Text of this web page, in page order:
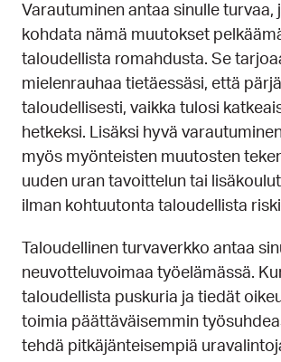
Varautuminen antaa sinulle turvaa,
kohdata nämä muutokset
taloudellista romahdusta. Se
mielenrauhaa tietäessäsi, että
taloudellisesti, vaikka tulosi
hetkeksi. Lisäksi hyvä
myös myönteisten muutosten
uuden uran tavoittelun tai
ilman kohtuutonta taloudellista
Taloudellinen turvaverkko antaa
neuvotteluvoimaa työelämässä.
taloudellista puskuria ja tiedät
toimia päättäväisemmin
tehdä pitkäjänteisempiä